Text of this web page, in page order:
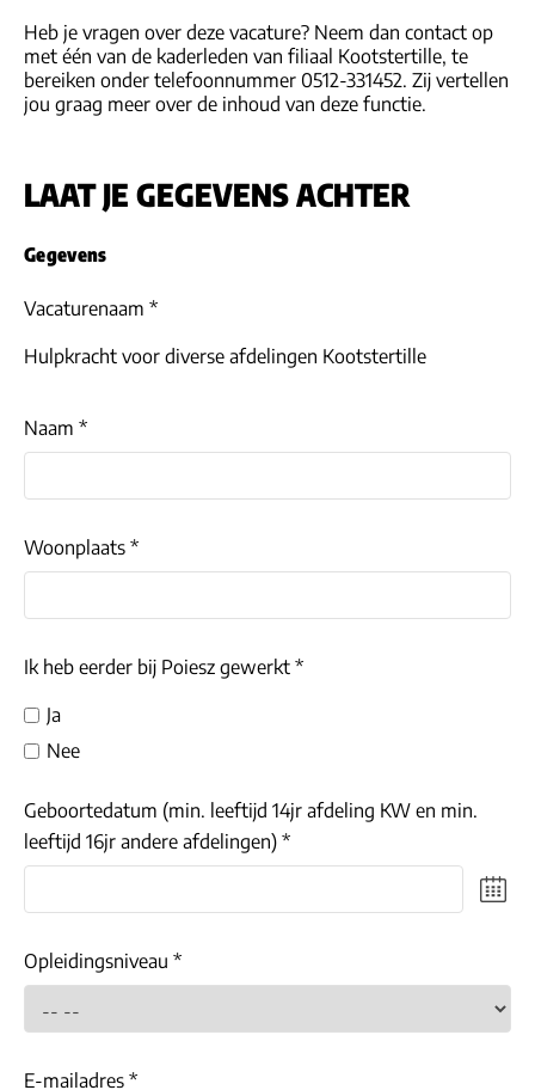
Heb je vragen over deze vacature? Neem dan contact op
met één van de kaderleden van filiaal Kootstertille, te
bereiken onder telefoonnummer 0512-331452. Zij vertellen
jou graag meer over de inhoud van deze functie.
LAAT JE GEGEVENS ACHTER
Gegevens
Vacaturenaam *
Hulpkracht voor diverse afdelingen Kootstertille
Naam *
Woonplaats *
Ik heb eerder bij Poiesz gewerkt *
Ja
Nee
Geboortedatum (min. leeftijd 14jr afdeling KW en min.
leeftijd 16jr andere afdelingen) *
Opleidingsniveau *
E-mailadres *